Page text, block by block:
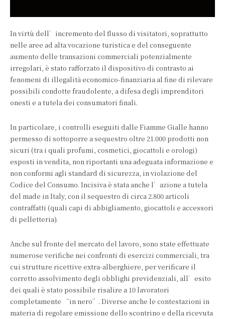
In virtù dell’incremento del flusso di visitatori, soprattutto
nelle aree ad alta vocazione turistica e del conseguente
aumento delle transazioni commerciali potenzialmente
irregolari, è stato rafforzato il dispositivo di contrasto ai
fenomeni di illegalità economico-finanziaria al fine di rilevare
possibili condotte fraudolente, a difesa degli imprenditori
onesti e a tutela dei consumatori finali.
In particolare, i controlli eseguiti dalle Fiamme Gialle hanno
permesso di sottoporre a sequestro oltre 21.000 prodotti non
sicuri (tra i quali profumi, cosmetici, giocattoli e orologi)
esposti in vendita, non riportanti una adeguata informazione e
non conformi agli standard di sicurezza, in violazione del
Codice del Consumo. Incisiva è stata anche l’azione a tutela
del made in Italy, con il sequestro di circa 2.800 articoli
contraffatti (quali capi di abbigliamento, giocattoli e accessori
di pelletteria).
Anche sul fronte del mercato del lavoro, sono state effettuate
numerose verifiche nei confronti di esercizi commerciali, tra
cui strutture ricettive extra-alberghiere, per verificare il
corretto assolvimento degli obblighi previdenziali, all’esito
dei quali è stato possibile risalire a 10 lavoratori
completamente “in nero”. Diverse anche le contestazioni in
materia di regolare emissione dello scontrino e della ricevuta